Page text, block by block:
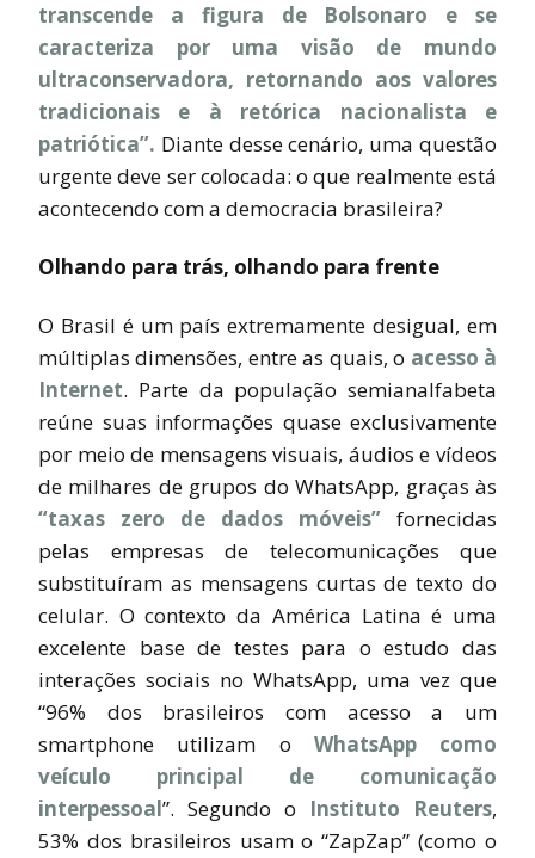
transcende a figura de Bolsonaro e se
caracteriza por uma visão de mundo
ultraconservadora, retornando aos valores
tradicionais e à retórica nacionalista e
patriótica”. Diante desse cenário, uma questão
urgente deve ser colocada: o que realmente está
acontecendo com a democracia brasileira?
Olhando para trás, olhando para frente
O Brasil é um país extremamente desigual, em
múltiplas dimensões, entre as quais, o acesso à
Internet. Parte da população semianalfabeta
reúne suas informações quase exclusivamente
por meio de mensagens visuais, áudios e vídeos
de milhares de grupos do WhatsApp, graças às
“taxas zero de dados móveis” fornecidas
pelas empresas de telecomunicações que
substituíram as mensagens curtas de texto do
celular. O contexto da América Latina é uma
excelente base de testes para o estudo das
interações sociais no WhatsApp, uma vez que
“96% dos brasileiros com acesso a um
smartphone utilizam o WhatsApp como
veículo principal de comunicação
interpessoal”. Segundo o Instituto Reuters,
53% dos brasileiros usam o “ZapZap” (como o